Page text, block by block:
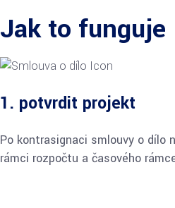
Jak to funguje
1. potvrdit projekt
Po kontrasignaci smlouvy o dílo
rámci rozpočtu a časového